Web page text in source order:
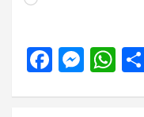
F
M W